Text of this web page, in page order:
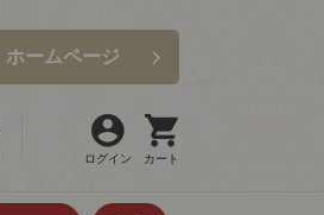
ホームページ
ログイン カート